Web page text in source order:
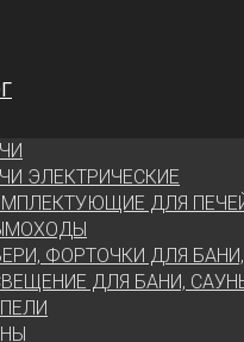
ЭЛЕКТРИЧЕСКИЕ
ДЛЯ
ФОРТОЧКИ ДЛЯ
ДЛЯ БАНИ,